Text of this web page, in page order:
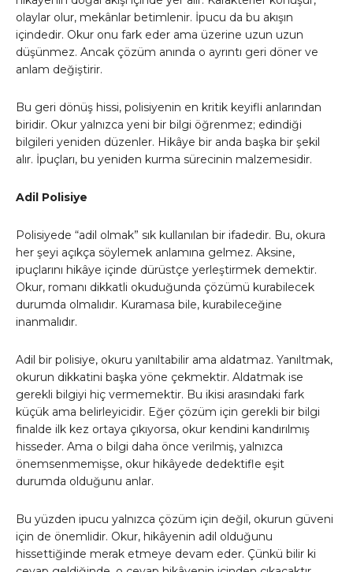
olaylar olur, mekânlar betimlenir. İpucu da bu akışın
içindedir. Okur onu fark eder ama üzerine uzun uzun
düşünmez. Ancak çözüm anında o ayrıntı geri döner ve
anlam değiştirir.
Bu geri dönüş hissi, polisiyenin en kritik keyifli anlarından
biridir. Okur yalnızca yeni bir bilgi öğrenmez; edindiği
bilgileri yeniden düzenler. Hikâye bir anda başka bir şekil
alır. İpuçları, bu yeniden kurma sürecinin malzemesidir.
Adil Polisiye
Polisiyede “adil olmak” sık kullanılan bir ifadedir. Bu, okura
her şeyi açıkça söylemek anlamına gelmez. Aksine,
ipuçlarını hikâye içinde dürüstçe yerleştirmek demektir.
Okur, romanı dikkatli okuduğunda çözümü kurabilecek
durumda olmalıdır. Kuramasa bile, kurabileceğine
inanmalıdır.
Adil bir polisiye, okuru yanıltabilir ama aldatmaz. Yanıltmak,
okurun dikkatini başka yöne çekmektir. Aldatmak ise
gerekli bilgiyi hiç vermemektir. Bu ikisi arasındaki fark
küçük ama belirleyicidir. Eğer çözüm için gerekli bir bilgi
finalde ilk kez ortaya çıkıyorsa, okur kendini kandırılmış
hisseder. Ama o bilgi daha önce verilmiş, yalnızca
önemsenmemişse, okur hikâyede dedektifle eşit
durumda olduğunu anlar.
Bu yüzden ipucu yalnızca çözüm için değil, okurun güveni
için de önemlidir. Okur, hikâyenin adil olduğunu
hissettiğinde merak etmeye devam eder. Çünkü bilir ki